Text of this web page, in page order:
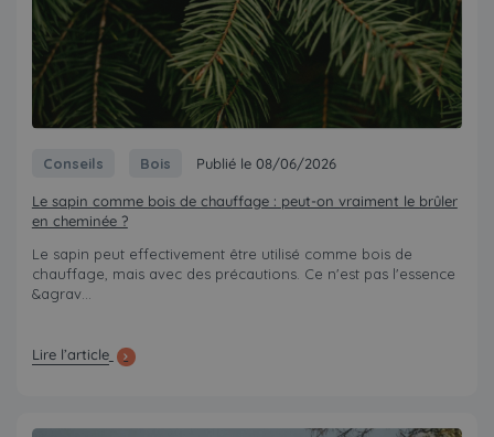
Conseils Bois Publié le 08/06/2026
Le sapin comme bois de chauffage : peut-on vraiment le brûler
en cheminée ?
Le sapin peut effectivement être utilisé comme bois de
chauffage, mais avec des précautions. Ce n'est pas l'essence
&agrav...
Lire l’article